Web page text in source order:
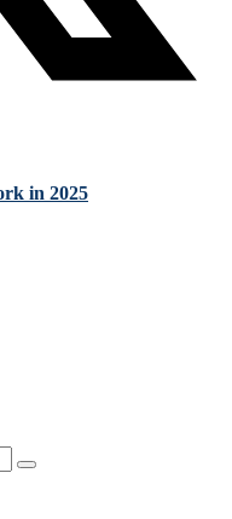
in 2025